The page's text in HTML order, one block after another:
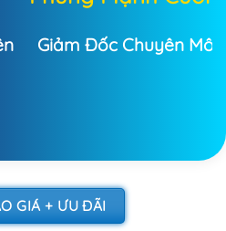
Giảm Đốc Chuyên Môn
GIÁ + ƯU ĐÃI